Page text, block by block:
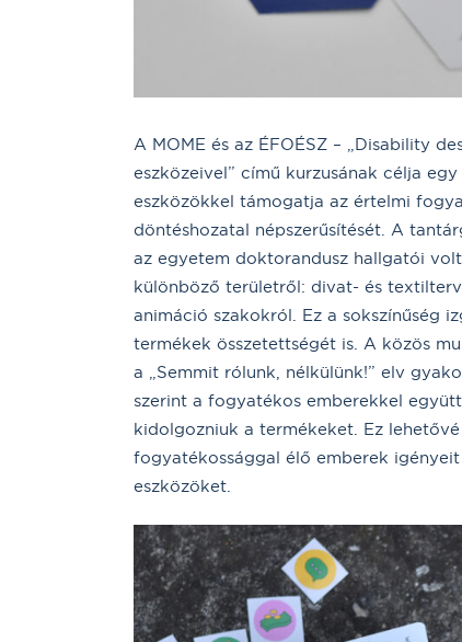
A MOME és az ÉFOÉSZ – „Disability
eszközeivel” című kurzusának célja
eszközökkel támogatja az értelmi
döntéshozatal népszerűsítését. A
az egyetem doktorandusz hallgatói
különböző területről: divat- és
animáció szakokról. Ez a sokszínűség
termékek összetettségét is. A közös
a „Semmit rólunk, nélkülünk!” elv
szerint a fogyatékos emberekkel
kidolgozniuk a termékeket. Ez
fogyatékossággal élő emberek
eszközöket.